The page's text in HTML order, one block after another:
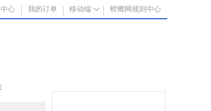
心 我的订单 移动端 螳螂网规则中心